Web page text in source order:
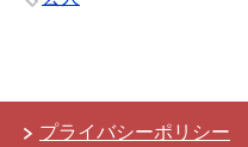
プライバシーポリシー